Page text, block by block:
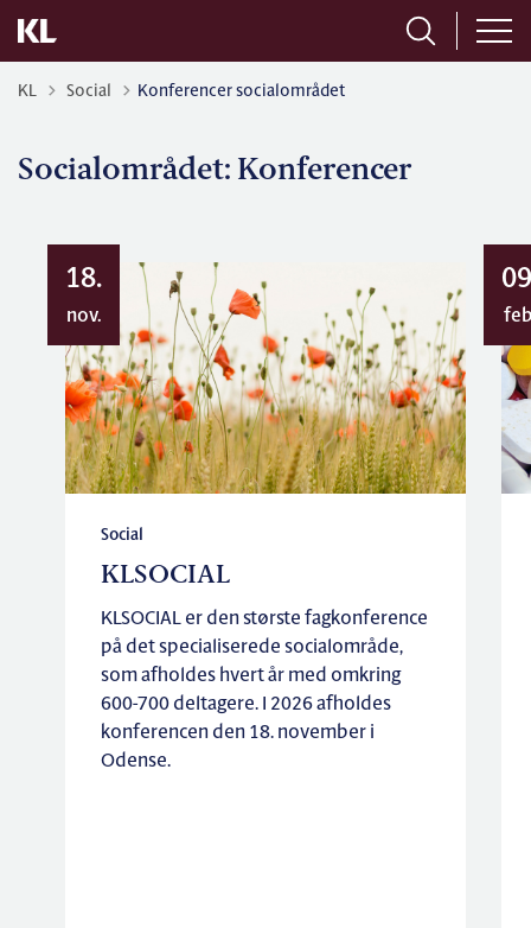
KL Tilbage til
Social Konferencer socialområdet
Socialområdet: Konferencer
18.
nov.
Social
KLSOCIAL
KLSOCIAL er den største fagkonference
på det specialiserede socialområde,
som afholdes hvert år med omkring
600-700 deltagere. I 2026 afholdes
konferencen den 18. november i
Odense.